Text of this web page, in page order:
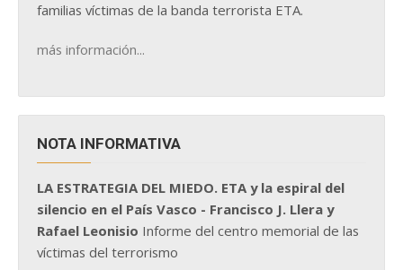
familias víctimas de la banda terrorista ETA.
más información...
NOTA INFORMATIVA
LA ESTRATEGIA DEL MIEDO. ETA y la espiral del
silencio en el País Vasco - Francisco J. Llera y
Rafael Leonisio Informe del centro memorial de las
víctimas del terrorismo